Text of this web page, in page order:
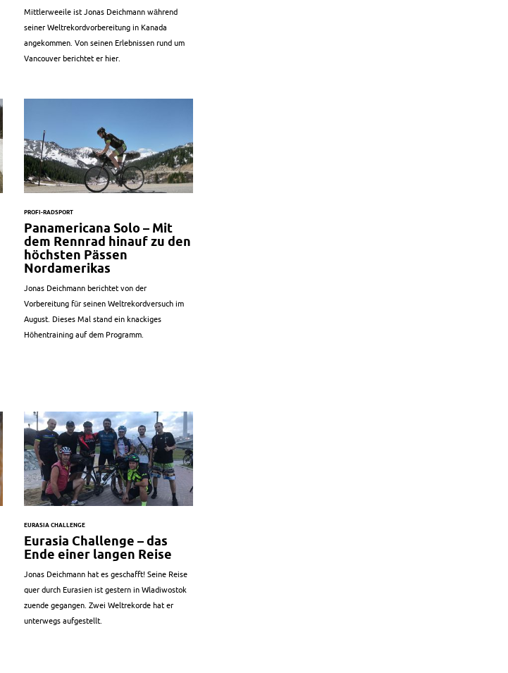
Mittlerweeile ist Jonas Deichmann während
seiner Weltrekordvorbereitung in Kanada
angekommen. Von seinen Erlebnissen rund um
Vancouver berichtet er hier.
PROFI-RADSPORT
Panamericana Solo – Mit
dem Rennrad hinauf zu den
höchsten Pässen
Nordamerikas
Jonas Deichmann berichtet von der
Vorbereitung für seinen Weltrekordversuch im
August. Dieses Mal stand ein knackiges
Höhentraining auf dem Programm.
EURASIA CHALLENGE
Eurasia Challenge – das
Ende einer langen Reise
Jonas Deichmann hat es geschafft! Seine Reise
quer durch Eurasien ist gestern in Wladiwostok
zuende gegangen. Zwei Weltrekorde hat er
unterwegs aufgestellt.